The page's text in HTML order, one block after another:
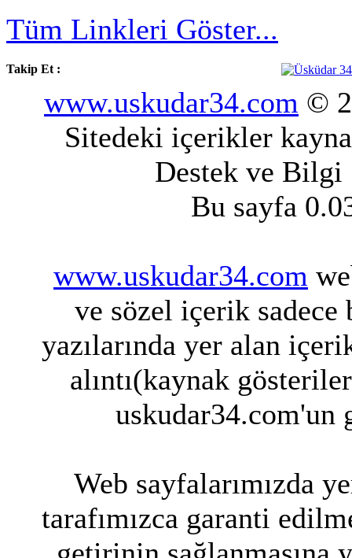
Tüm Linkleri Göster...
Takip Et :
www.uskudar34.com ©
Sitedeki içerikler
Destek ve
Bu sayfa
www.uskudar34.com
ve sözel içerik sadece
yazılarında yer alan
alıntı(kaynak
uskudar34.com'un
Web sayfalarımızda
tarafımızca garanti